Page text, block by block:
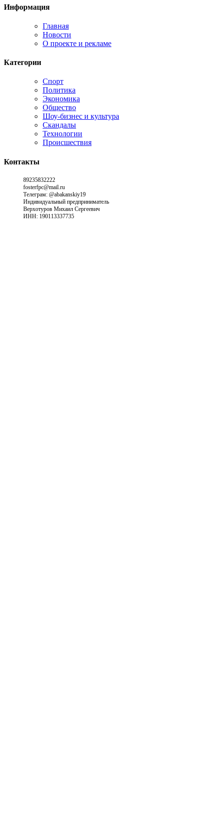
Информация
Главная
Новости
О проекте и рекламе
Категории
Спорт
Политика
Экономика
Общество
Шоу-бизнес и культура
Скандалы
Технологии
Происшествия
Контакты
89235832222
fosterfpc@mail.ru
Телеграм: @abakanskiy19
Индивидуальный предприниматель
Верхотуров Михаил Сергеевич
ИНН: 190113337735